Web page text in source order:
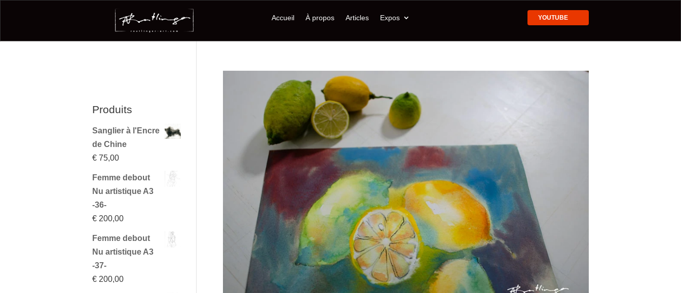
Accueil À propos Articles Expos YOUTUBE
Produits
Sanglier à l'Encre
de Chine
€ 75,00
Femme debout
Nu artistique A3
-36-
€ 200,00
Femme debout
Nu artistique A3
-37-
€ 200,00